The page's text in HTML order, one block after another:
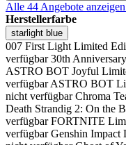
Alle 44 Angebote anzeigen
Herstellerfarbe
starlight blue
007 First Light Limited
verfügbar 30th Anniversary
ASTRO BOT Joyful
verfügbar ASTRO BOT
nicht verfügbar Chroma
Death Strandig 2: On the
verfügbar FORTNITE
verfügbar Genshin Impact